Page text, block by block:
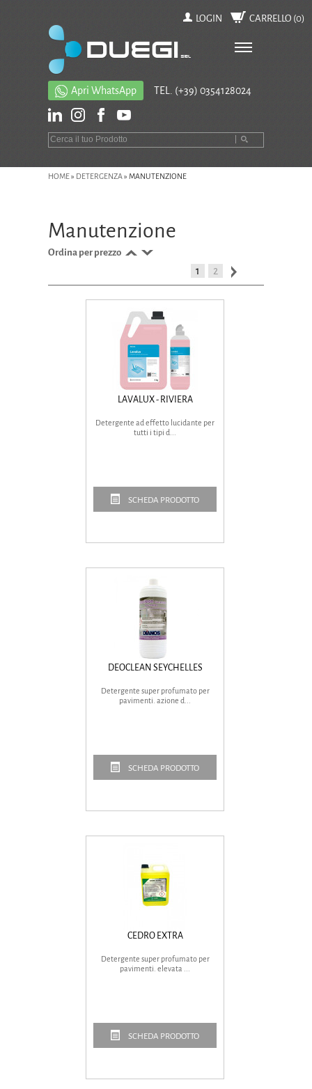
LOGIN CARRELLO (0)
Apri WhatsApp TEL. (+39) 0354128024
HOME» DETERGENZA» MANUTENZIONE
Manutenzione
1 2
Ordina per prezzo
LAVALUX - RIVIERA
Detergente ad effetto lucidante per
tutti i tipi d...
SCHEDA PRODOTTO
DEOCLEAN SEYCHELLES
Detergente super profumato per
pavimenti. azione d...
SCHEDA PRODOTTO
CEDRO EXTRA
Detergente super profumato per
pavimenti. elevata ...
SCHEDA PRODOTTO